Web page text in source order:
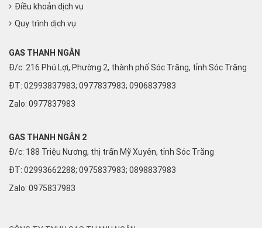
Điều khoản dịch vụ
Quy trình dịch vụ
GAS THANH NGÂN
Đ/c: 216 Phú Lợi, Phường 2, thành phố Sóc Trăng, tỉnh Sóc Trăng
ĐT: 02993837983; 0977837983; 0906837983
Zalo: 0977837983
GAS THANH NGÂN 2
Đ/c: 188 Triệu Nương, thị trấn Mỹ Xuyên, tỉnh Sóc Trăng
ĐT: 02993662288; 0975837983; 0898837983
Zalo: 0975837983